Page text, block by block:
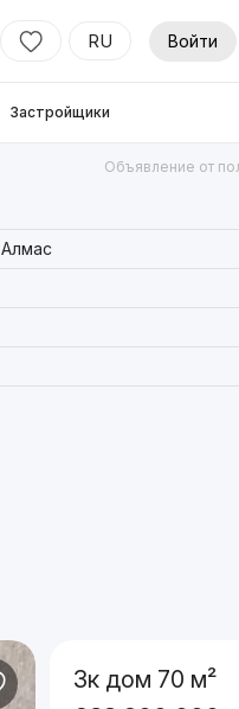
RU Войти
Застройщики
Объявление от
Алмас
3к дом 70 м²